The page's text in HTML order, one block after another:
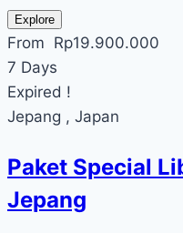
Explore
From Rp19.900.000
7 Days
Expired !
Jepang , Japan
Paket Special
Jepang